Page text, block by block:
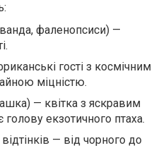
фаленопсиси) —
гості з космічним
міцністю.
— квітка з яскравим
голову екзотичного птаха.
— від чорного до